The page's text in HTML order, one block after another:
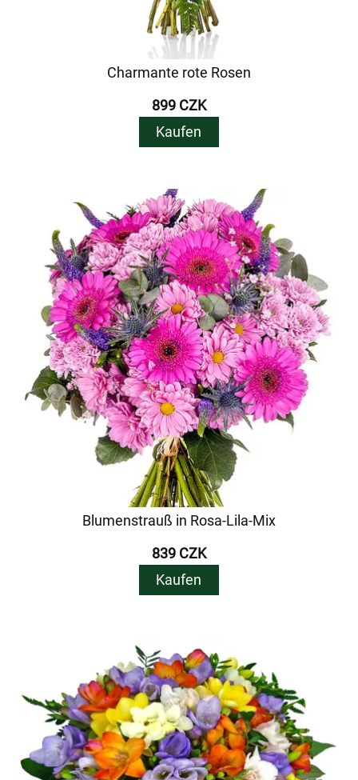
Charmante rote Rosen
899 CZK
Kaufen
Blumenstrauß in Rosa-Lila-Mix
839 CZK
Kaufen